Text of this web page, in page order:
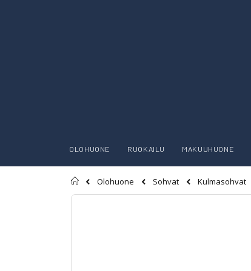
OLOHUONE RUOKAILU MAKUUHUONE
Etusivu
Olohuone Sohvat Kulmasohvat
Skip